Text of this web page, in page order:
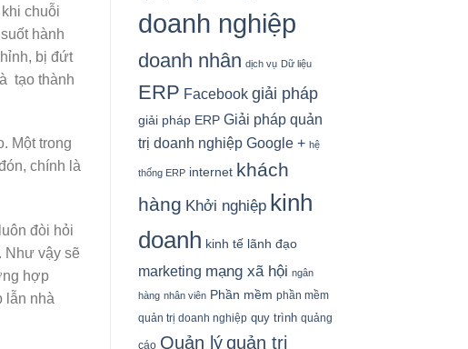
chuỗi
hành
bị đứt
tạo thành
Một trong
chính là
đòi hỏi
Như vậy sẽ
hợp
lẫn nhà
doanh nghiệp
doanh nhân dịch vụ Dữ liệu
ERP Facebook giải pháp
giải pháp ERP Giải pháp quản
trị doanh nghiệp Google + hệ
thống ERP internet khách
hàng Khởi nghiệp kinh
doanh kinh tế lãnh đạo
marketing mạng xã hội ngân
hàng nhân viên Phần mềm phần mềm
quản trị doanh nghiệp quy trình quảng
cáo Quản lý quản trị